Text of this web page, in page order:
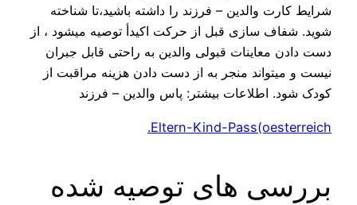
شرایط کارت والدین – فرزند را داشته باشید،تا شناخته
شوید. شفاف سازی قبل از حرکت اکیدأ توصیه میشود ، از
دست دادن معاینات قبولی والدین به راحتی قابل جبران
نیست و میتواند منجر به از دست دادن هزینه مراقبت از
کودک شود. اطلاعات بیشتر: پاس والدین – فرزند
Eltern-Kind-Pass(oesterreich.
بررسی های توصیه شده